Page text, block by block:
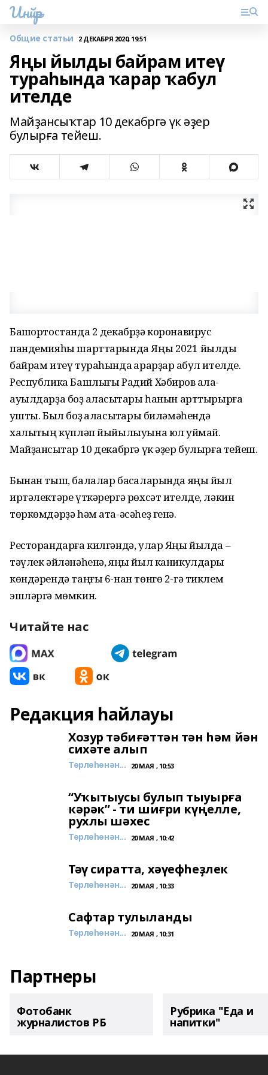
Инйәр
Общие статьи 2 ДЕКАБРЯ 2020, 19:51
Яңы йылды байрам итеү
тураһында ҡарар ҡабул
ителде
Майҙансыҡтар 10 декабргә үк әҙер
булырға тейеш.
Башҡортостанда 2 декабрҙә коронавирус
пандемияһы шарттарында Яңы 2021 йылды
байрам итеү тураһында ҡарарҙар ҡабул ителде.
Республика Башлығы Радий Хәбиров ҡала-
ауылдарҙа боҙ ҡаласыҡтары һанын арттырырға
ҡушты. Был боҙ ҡаласыҡтары биләмәһендә
халыҡтың күпләп йыйылыуына юл ҡуймай.
Майҙансыҡтар 10 декабргә үк әҙер булырға тейеш.
Бынан тыш, балалар баҡсаларында яңы йыл
иртәлектәре үткәрергә рөхсәт ителде, ләкин
төркөмдәрҙә һәм ата-әсәһеҙ генә.
Ресторандарға килгәндә, улар Яңы йылда –
тәүлек әйләнәһенә, яңы йыл каникулдары
көндәрендә таңғы 6-нан төнгө 2-гә тиклем
эшләргә мөмкин.
Читайте нас
Редакция һайлауы
Хозур тәбиғәттән тән һәм йән
сихәте алып
Төрлөһөнән... 20 МАЯ , 10:53
“Уҡытыусы булып тыуырға
кәрәк” - ти шиғри күңелле,
рухлы шәхес
Төрлөһөнән... 20 МАЯ , 10:42
Тәү сиратта, хәүефһеҙлек
Төрлөһөнән... 20 МАЯ , 10:33
Сафтар тулыланды
Төрлөһөнән... 20 МАЯ , 10:31
Партнеры
Фотобанк
журналистов РБ
Рубрика "Еда и
напитки"